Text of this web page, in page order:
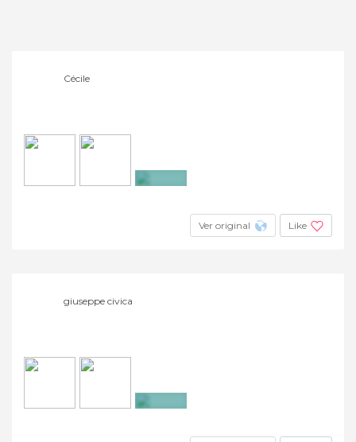
Cécile
Ver original Like
giuseppe civica